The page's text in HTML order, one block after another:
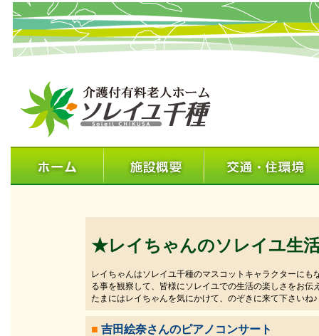
★レイちゃんのソレイユ生
レイちゃんはソレイユ千種のマスコットキャラクターに
る事を観察して、皆様にソレイユでの生活の楽しさをお伝
たまにはレイちゃんを気にかけて、のぞきに来て下さいね♪
■ 吉田絵奈さんのピアノコンサート